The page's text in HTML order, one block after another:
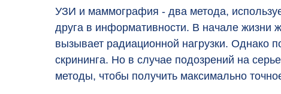
УЗИ и маммография - два метода,
друга в информативности. В начале жизни
вызывает радиационной нагрузки. Однако
скрининга. Но в случае подозрений на
методы, чтобы получить максимально